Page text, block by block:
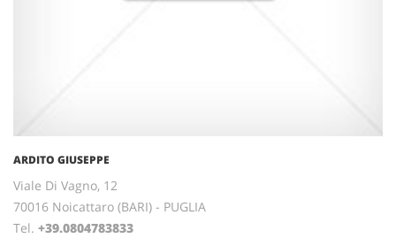
ARDITO GIUSEPPE
Viale Di Vagno, 12
70016 Noicattaro (BARI) - PUGLIA
Tel. +39.0804783833